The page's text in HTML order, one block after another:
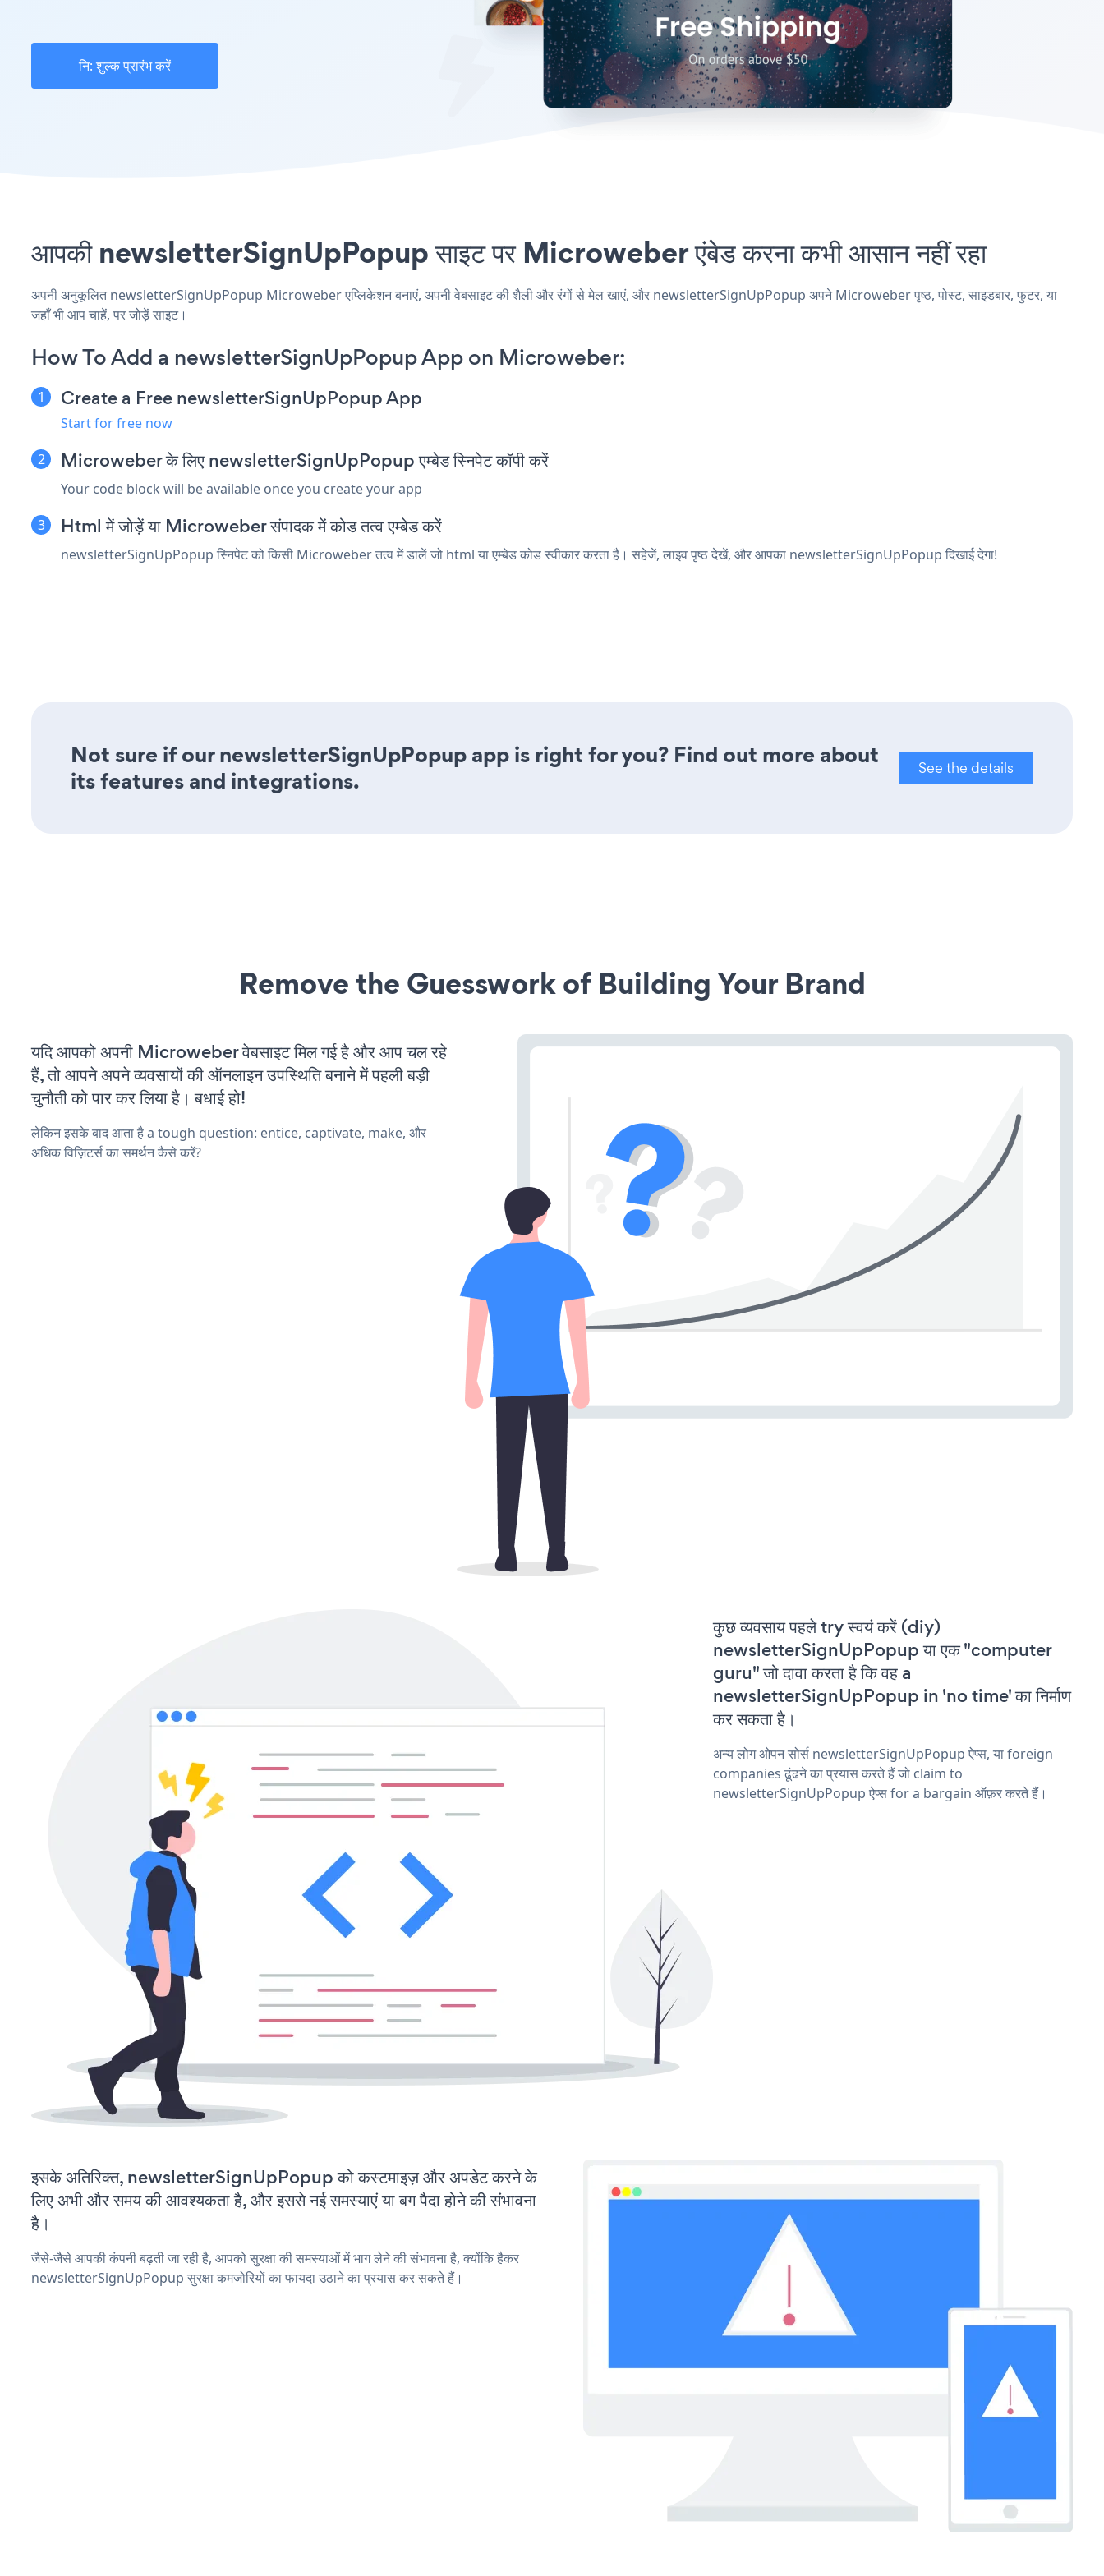
नि: शुल्क प्रारंभ करें
आपकी newsletterSignUpPopup साइट पर Microweber एंबेड करना कभी आसान नहीं रहा
अपनी अनुकूलित newsletterSignUpPopup Microweber एप्लिकेशन बनाएं, अपनी वेबसाइट की शैली और रंगों से मेल खाएं, और newsletterSignUpPopup अपने Microweber पृष्ठ, पोस्ट, साइडबार, फुटर, या
जहाँ भी आप चाहें, पर जोड़ें साइट।
How To Add a newsletterSignUpPopup App on Microweber:
Create a Free newsletterSignUpPopup App
Start for free now
Microweber के लिए newsletterSignUpPopup एम्बेड स्निपेट कॉपी करें
Your code block will be available once you create your app
Html में जोड़ें या Microweber संपादक में कोड तत्व एम्बेड करें
newsletterSignUpPopup स्निपेट को किसी Microweber तत्व में डालें जो html या एम्बेड कोड स्वीकार करता है। सहेजें, लाइव पृष्ठ देखें, और आपका newsletterSignUpPopup दिखाई देगा!
Not sure if our newsletterSignUpPopup app is right for you? Find out more about
its features and integrations.
See the details
Remove the Guesswork of Building Your Brand
यदि आपको अपनी Microweber वेबसाइट मिल गई है और आप चल रहे
हैं, तो आपने अपने व्यवसायों की ऑनलाइन उपस्थिति बनाने में पहली बड़ी
चुनौती को पार कर लिया है। बधाई हो!
लेकिन इसके बाद आता है a tough question: entice, captivate, make, और
अधिक विज़िटर्स का समर्थन कैसे करें?
कुछ व्यवसाय पहले try स्वयं करें (diy)
newsletterSignUpPopup या एक "computer
guru" जो दावा करता है कि वह a
newsletterSignUpPopup in 'no time' का निर्माण
कर सकता है।
अन्य लोग ओपन सोर्स newsletterSignUpPopup ऐप्स, या foreign
companies ढूंढने का प्रयास करते हैं जो claim to
newsletterSignUpPopup ऐप्स for a bargain ऑफ़र करते हैं।
इसके अतिरिक्त, newsletterSignUpPopup को कस्टमाइज़ और अपडेट करने के
लिए अभी और समय की आवश्यकता है, और इससे नई समस्याएं या बग पैदा होने की संभावना
है।
जैसे-जैसे आपकी कंपनी बढ़ती जा रही है, आपको सुरक्षा की समस्याओं में भाग लेने की संभावना है, क्योंकि हैकर
newsletterSignUpPopup सुरक्षा कमजोरियों का फायदा उठाने का प्रयास कर सकते हैं।